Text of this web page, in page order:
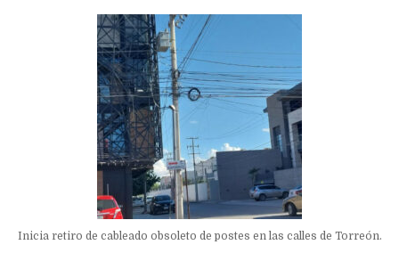
Inicia retiro de cableado obsoleto de postes en las calles de Torreón.